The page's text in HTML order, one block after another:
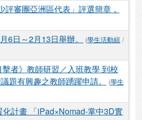
審團亞洲區代表」評選簡章，
6日～2月13日舉辦。 (學生活動組 /
者》教師研習／入班教學 到校
題有興趣之教師踴躍申請。
(學生
計畫 「iPad×Nomad-掌中3D實